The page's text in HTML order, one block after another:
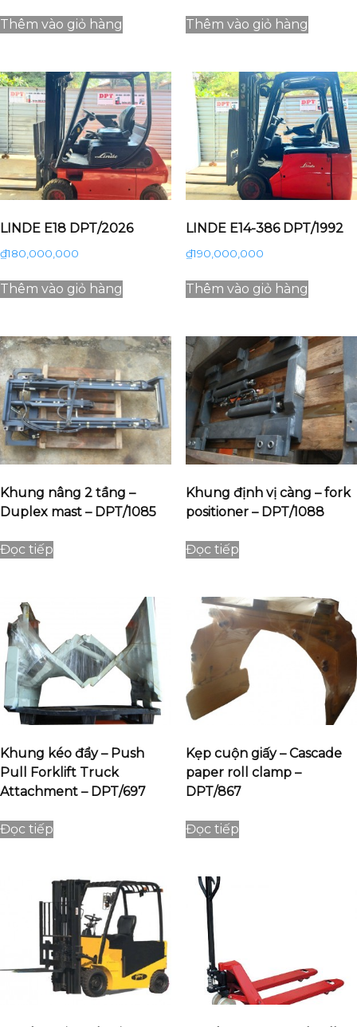
Thêm vào giỏ hàng Thêm vào giỏ hàng
LINDE E18 DPT/2026
₫180,000,000
Thêm vào giỏ hàng
LINDE E14-386 DPT/1992
₫190,000,000
Thêm vào giỏ hàng
Khung nâng 2 tầng –
Duplex mast – DPT/1085
Đọc tiếp
Khung định vị càng – fork
positioner – DPT/1088
Đọc tiếp
Khung kéo đẩy – Push
Pull Forklift Truck
Attachment – DPT/697
Đọc tiếp
Kẹp cuộn giấy – Cascade
paper roll clamp –
DPT/867
Đọc tiếp